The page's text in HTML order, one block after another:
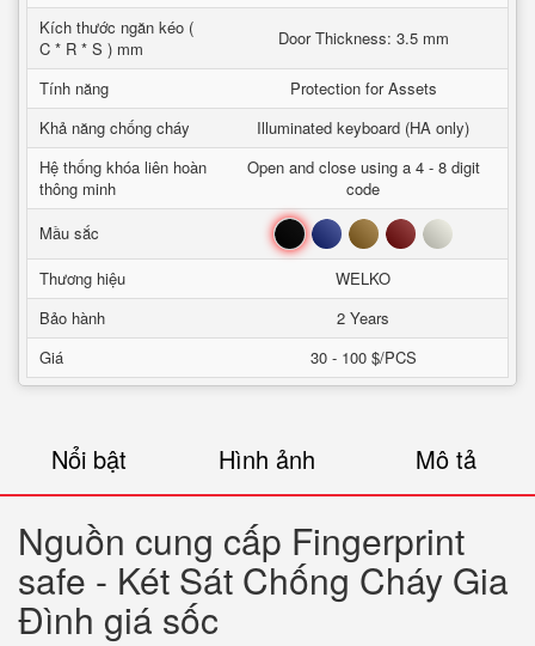
Kích thước ngăn kéo (
C * R * S ) mm
Door Thickness: 3.5 mm
Tính năng
Protection for Assets
Khả năng chống cháy
Illuminated keyboard (HA only)
Hệ thống khóa liên hoàn
thông minh
Open and close using a 4 - 8 digit
code
Mầu sắc
Đen Xanh Nâu Đỏ Trắng
Thương hiệu
WELKO
Bảo hành
2 Years
Giá
30 - 100 $/PCS
Nổi bật Hình ảnh Mô tả
Nguồn cung cấp Fingerprint
safe - Két Sát Chống Cháy Gia
Đình giá sốc